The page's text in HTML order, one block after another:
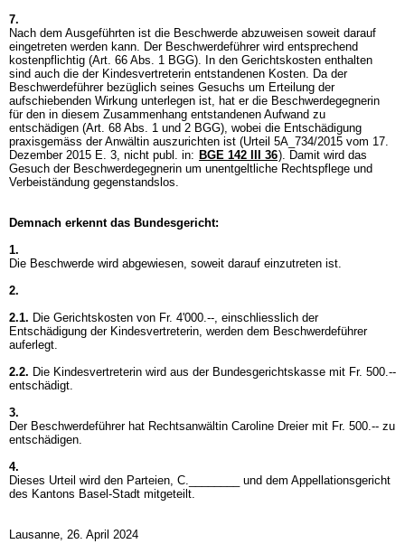
7.
Nach dem Ausgeführten ist die Beschwerde abzuweisen soweit darauf
eingetreten werden kann. Der Beschwerdeführer wird entsprechend
kostenpflichtig (Art. 66 Abs. 1 BGG). In den Gerichtskosten enthalten
sind auch die der Kindesvertreterin entstandenen Kosten. Da der
Beschwerdeführer bezüglich seines Gesuchs um Erteilung der
aufschiebenden Wirkung unterlegen ist, hat er die Beschwerdegegnerin
für den in diesem Zusammenhang entstandenen Aufwand zu
entschädigen (Art. 68 Abs. 1 und 2 BGG), wobei die Entschädigung
praxisgemäss der Anwältin auszurichten ist (Urteil 5A_734/2015 vom 17.
Dezember 2015 E. 3, nicht publ. in: BGE 142 III 36). Damit wird das
Gesuch der Beschwerdegegnerin um unentgeltliche Rechtspflege und
Verbeiständung gegenstandslos.
Demnach erkennt das Bundesgericht:
1.
Die Beschwerde wird abgewiesen, soweit darauf einzutreten ist.
2.
2.1. Die Gerichtskosten von Fr. 4'000.--, einschliesslich der
Entschädigung der Kindesvertreterin, werden dem Beschwerdeführer
auferlegt.
2.2. Die Kindesvertreterin wird aus der Bundesgerichtskasse mit Fr. 500.--
entschädigt.
3.
Der Beschwerdeführer hat Rechtsanwältin Caroline Dreier mit Fr. 500.-- zu
entschädigen.
4.
Dieses Urteil wird den Parteien, C.________ und dem Appellationsgericht
des Kantons Basel-Stadt mitgeteilt.
Lausanne, 26. April 2024